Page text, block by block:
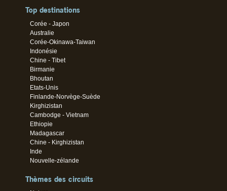
Top destinations
Corée - Japon
Australie
Corée-Okinawa-Taiwan
Indonésie
Chine - Tibet
Birmanie
Bhoutan
Etats-Unis
Finlande-Norvège-Suède
Kirghizistan
Cambodge - Vietnam
Ethiopie
Madagascar
Chine - Kirghizistan
Inde
Nouvelle-zélande
Thèmes des circuits